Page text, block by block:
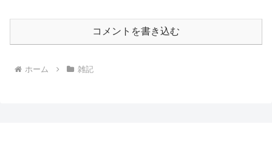
コメントを書き込む
ホーム 雑記